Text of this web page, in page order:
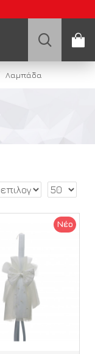
Λαμπάδα
Νέο